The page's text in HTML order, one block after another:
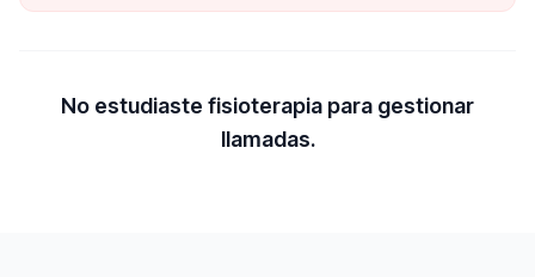
No estudiaste fisioterapia para gestionar
llamadas.